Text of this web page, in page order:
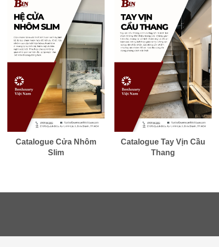
Catalogue Cửa Nhôm
Slim
Catalogue Tay Vịn Cầu
Thang